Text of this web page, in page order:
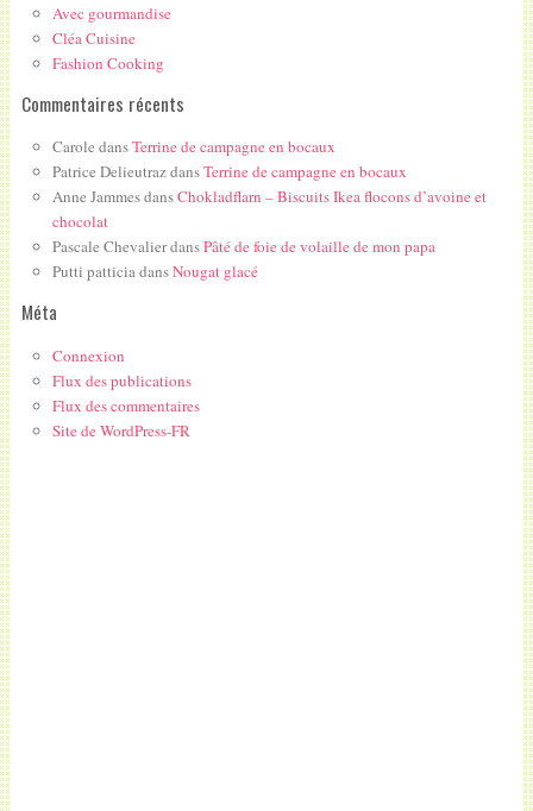
Avec gourmandise
Cléa Cuisine
Fashion Cooking
Commentaires récents
Carole dansTerrine de campagne en bocaux
Patrice DelieutrazdansTerrine de campagne en bocaux
Anne JammesdansChokladflarn – Biscuits Ikea flocons d’avoine et
chocolat
Pascale ChevalierdansPâté de foie de volaille de mon papa
Putti patticiadansNougat glacé
Méta
Connexion
Flux des publications
Flux des commentaires
Site de WordPress-FR